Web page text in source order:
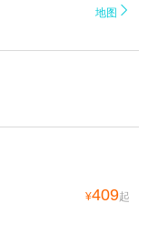
地图 
¥409起